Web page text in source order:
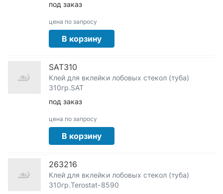
под заказ
цена по запросу
В корзину
SAT310
Клей для вклейки лобовых стекол (туба)
310гр.SAT
под заказ
цена по запросу
В корзину
263216
Клей для вклейки лобовых стекол (туба)
310гр.Terostat-8590